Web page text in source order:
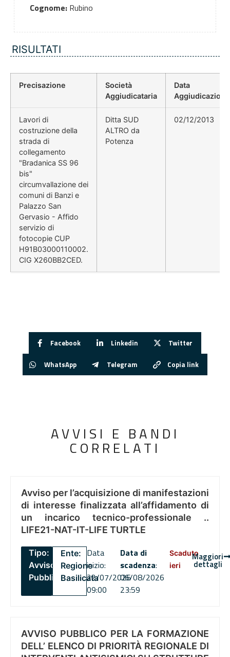
Cognome:Rubino
RISULTATI
Precisazione
Società
Aggiudicataria
Data
Aggiudicazione
Lavori di
costruzione della
strada di
collegamento
"Bradanica SS 96
bis"
circumvallazione dei
comuni di Banzi e
Palazzo San
Gervasio - Affido
servizio di
fotocopie CUP
H91B03000110002.
CIG X260BB2CED.
Ditta SUD
ALTRO da
Potenza
02/12/2013
Facebook Linkedin Twitter
WhatsApp Telegram Copia link
AVVISI E BANDI
CORRELATI
Avviso per l’acquisizione di manifestazioni
di interesse finalizzata all’affidamento di
un incarico tecnico-professionale ..
LIFE21-NAT-IT-LIFE TURTLE
Tipo:
Avviso
Pubblico
Ente:
Regione
Basilicata
Data
inizio:
22/07/2026
09:00
Data di
scadenza:
06/08/2026
23:59
Scaduto
ieri
Maggiori
dettagli
AVVISO PUBBLICO PER LA FORMAZIONE
DELL’ ELENCO DI PRIORITÀ REGIONALE DI